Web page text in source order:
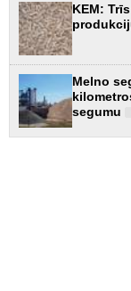
KEM:
Melno
segumu